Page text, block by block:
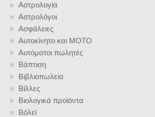
Αστρολογία
Αστρολόγοι
Ασφάλειες
Αυτοκίνητο και ΜΟΤΟ
Αυτόματοι πωλητές
Βάπτιση
Βιβλιοπωλεία
Βίλλες
Βιολογικά προϊόντα
Βόλεϊ